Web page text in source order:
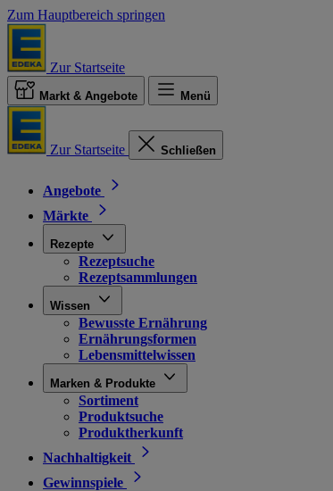
Zum Hauptbereich springen
Zur Startseite
Markt & Angebote Menü
Zur Startseite Schließen
Angebote
Märkte
Rezepte
Rezeptsuche
Rezeptsammlungen
Wissen
Bewusste Ernährung
Ernährungsformen
Lebensmittelwissen
Marken & Produkte
Sortiment
Produktsuche
Produktherkunft
Nachhaltigkeit
Gewinnspiele